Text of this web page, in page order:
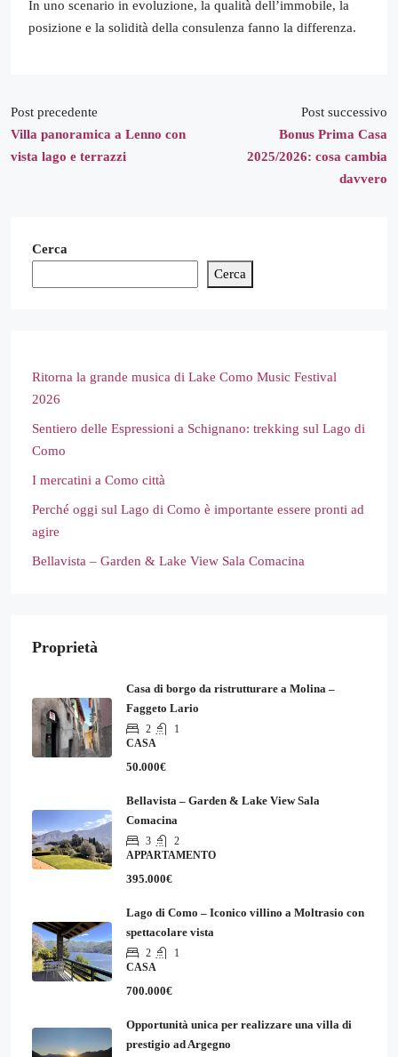
In uno scenario in evoluzione, la qualità dell’immobile, la
posizione e la solidità della consulenza fanno la differenza.
Post precedente
Villa panoramica a Lenno con
vista lago e terrazzi
Post successivo
Bonus Prima Casa
2025/2026: cosa cambia
davvero
Cerca
Cerca
Ritorna la grande musica di Lake Como Music Festival
2026
Sentiero delle Espressioni a Schignano: trekking sul Lago di
Como
I mercatini a Como città
Perché oggi sul Lago di Como è importante essere pronti ad
agire
Bellavista – Garden & Lake View Sala Comacina
Proprietà
Casa di borgo da ristrutturare a Molina –
Faggeto Lario
2
1
CASA
50.000€
Bellavista – Garden & Lake View Sala
Comacina
3
2
APPARTAMENTO
395.000€
Lago di Como – Iconico villino a Moltrasio con
spettacolare vista
2
1
CASA
700.000€
Opportunità unica per realizzare una villa di
prestigio ad Argegno